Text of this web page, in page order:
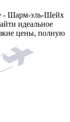
- Шарм-эль-Шейх
идеальное
цены, полную